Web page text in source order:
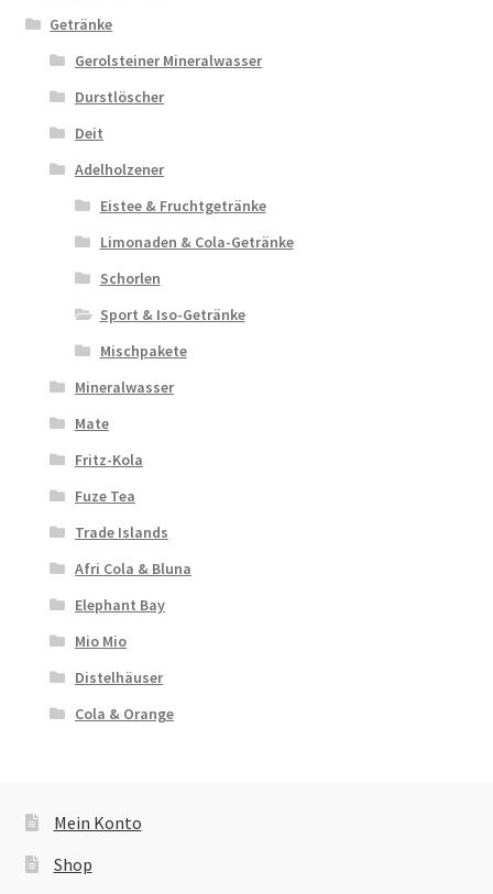
Getränke
Gerolsteiner Mineralwasser
Durstlöscher
Deit
Adelholzener
Eistee & Fruchtgetränke
Limonaden & Cola-Getränke
Schorlen
Sport & Iso-Getränke
Mischpakete
Mineralwasser
Mate
Fritz-Kola
Fuze Tea
Trade Islands
Afri Cola & Bluna
Elephant Bay
Mio Mio
Distelhäuser
Cola & Orange
Mein Konto
Shop